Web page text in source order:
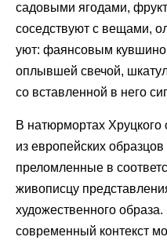
садовыми ягодами,
соседствуют с вещами,
уют: фаянсовым
оплывшей свечой,
со вставленной в него
В натюрмортах
из европейских
преломленные в
живописцу
художественного
современный контекст